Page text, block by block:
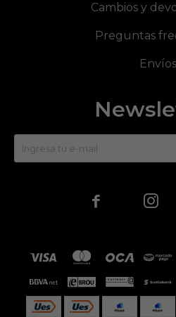
Cambios y
Preguntas
Envíos
 